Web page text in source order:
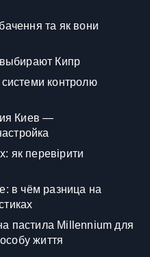
бачення та як вони
Кипр
контролю
Киев —
як перевірити
в чём разница на
пастила Millennium для
життя